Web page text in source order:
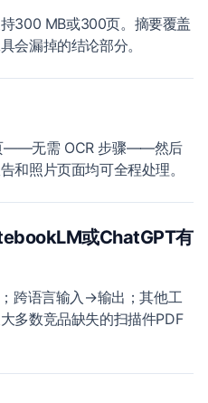
300 MB或300页。摘要覆盖
漏掉的结论部分。
——无需 OCR 步骤——然后
和照片页面均可全程处理。
或ChatGPT有
跨语言输入→输出；其他工
多数竞品缺失的扫描件PDF